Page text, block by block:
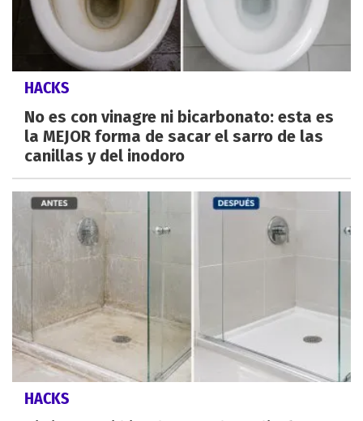
HACKS
No es con vinagre ni bicarbonato: esta es
la MEJOR forma de sacar el sarro de las
canillas y del inodoro
HACKS